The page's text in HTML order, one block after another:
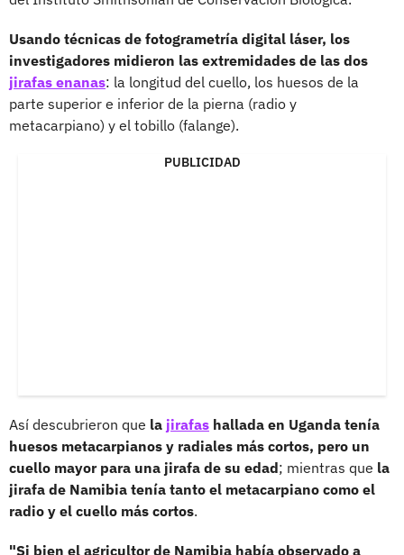
Usando técnicas de fotogrametría digital láser, los
investigadores midieron las extremidades de las dos
jirafas enanas: la longitud del cuello, los huesos de la
parte superior e inferior de la pierna (radio y
metacarpiano) y el tobillo (falange).
PUBLICIDAD
Así descubrieron que la jirafas hallada en Uganda tenía
huesos metacarpianos y radiales más cortos, pero un
cuello mayor para una jirafa de su edad; mientras que la
jirafa de Namibia tenía tanto el metacarpiano como el
radio y el cuello más cortos.
"Si bien el agricultor de Namibia había observado a